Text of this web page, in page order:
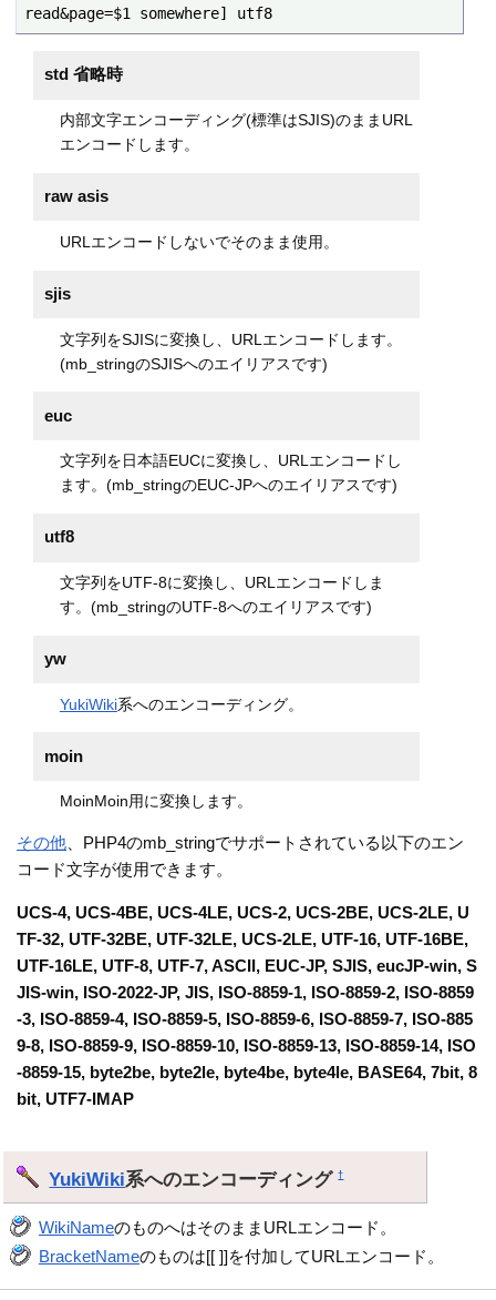
read&page=$1 somewhere] utf8
std 省略時
内部文字エンコーディング(標準はSJIS)のままURL
エンコードします。
raw asis
URLエンコードしないでそのまま使用。
sjis
文字列をSJISに変換し、URLエンコードします。
(mb_stringのSJISへのエイリアスです)
euc
文字列を日本語EUCに変換し、URLエンコードし
ます。(mb_stringのEUC-JPへのエイリアスです)
utf8
文字列をUTF-8に変換し、URLエンコードしま
す。(mb_stringのUTF-8へのエイリアスです)
yw
YukiWiki系へのエンコーディング。
moin
MoinMoin用に変換します。
その他、PHP4のmb_stringでサポートされている以下のエン
コード文字が使用できます。
UCS-4, UCS-4BE, UCS-4LE, UCS-2, UCS-2BE, UCS-2LE, U
TF-32, UTF-32BE, UTF-32LE, UCS-2LE, UTF-16, UTF-16BE,
UTF-16LE, UTF-8, UTF-7, ASCII, EUC-JP, SJIS, eucJP-win, S
JIS-win, ISO-2022-JP, JIS, ISO-8859-1, ISO-8859-2, ISO-8859
-3, ISO-8859-4, ISO-8859-5, ISO-8859-6, ISO-8859-7, ISO-885
9-8, ISO-8859-9, ISO-8859-10, ISO-8859-13, ISO-8859-14, ISO
-8859-15, byte2be, byte2le, byte4be, byte4le, BASE64, 7bit, 8
bit, UTF7-IMAP
YukiWiki系へのエンコーディング†
WikiNameのものへはそのままURLエンコード。
BracketNameのものは[[ ]]を付加してURLエンコード。